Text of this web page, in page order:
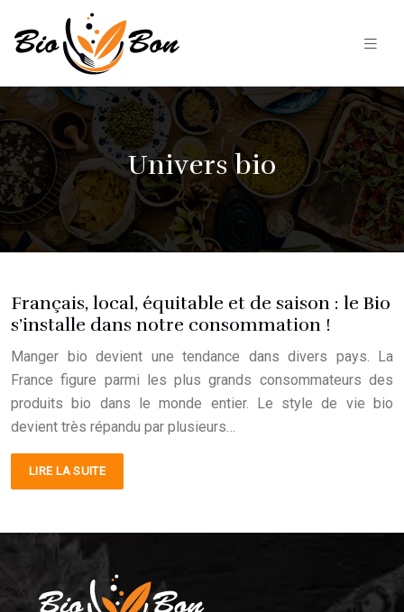
Univers bio
Français, local, équitable et de saison : le Bio
s’installe dans notre consommation !
Manger bio devient une tendance dans divers pays. La
France figure parmi les plus grands consommateurs des
produits bio dans le monde entier. Le style de vie bio
devient très répandu par plusieurs…
LIRE LA SUITE